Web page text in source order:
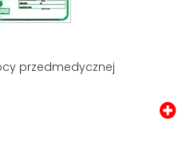
przedmedycznej